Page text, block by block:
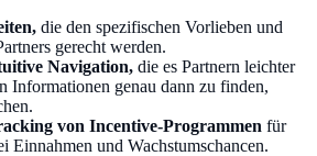
die den spezifischen Vorlieben und
gerecht werden.
Navigation, die es Partnern leichter
Informationen genau dann zu finden,
von Incentive-Programmen für
Einnahmen und Wachstumschancen.